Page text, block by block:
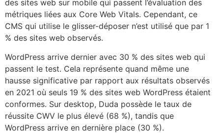
des sites web sur mobile qui passent l’évaluation des
métriques liées aux Core Web Vitals. Cependant, ce
CMS qui utilise le glisser-déposer n’est utilisé que par 1
% des sites web observés.
WordPress arrive dernier avec 30 % des sites web qui
passent le test. Cela représente quand même une
hausse significative par rapport aux résultats observés
en 2021 où seuls 19 % des sites web WordPress étaient
conformes. Sur desktop, Duda possède le taux de
réussite CWV le plus élevé (68 %), tandis que
WordPress arrive en dernière place (30 %).